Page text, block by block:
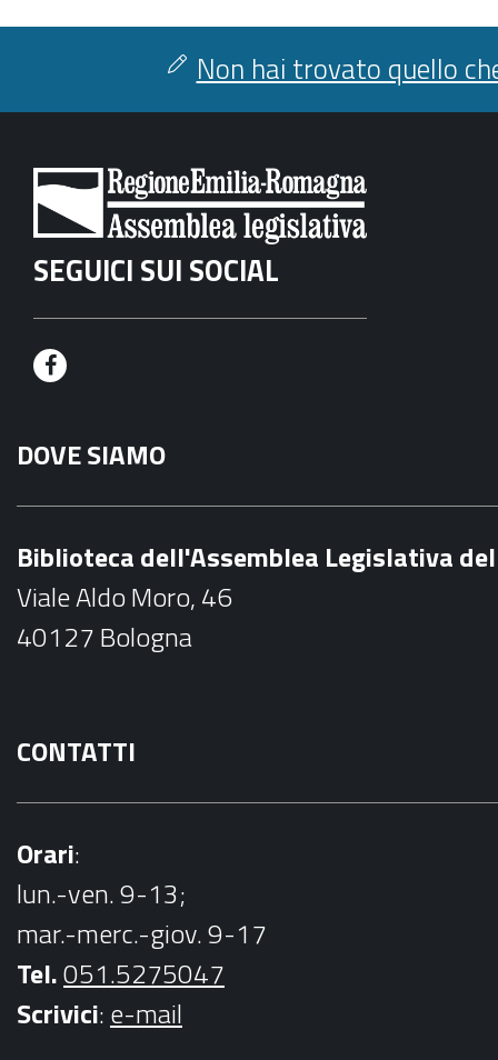
Non hai trovato quello
SEGUICI SUI SOCIAL
F
c
e
o
k
DOVE SIAMO
Biblioteca dell'Assemblea Legislativa
Viale Aldo Moro, 46
40127 Bologna
CONTATTI
Orari:
lun.-ven. 9-13;
mar.-merc.-giov. 9-17
Tel.051.5275047
Scrivici:e-mail